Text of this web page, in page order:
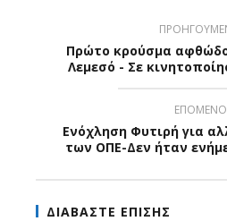
Πρώτο κρούσμα
Λεμεσό - Σε
ΕΠΟΜΕΝΟ
Ενόχληση Φυτιρή για
των ΟΠΕ-Δεν ήταν
ΔΙΑΒΑΣΤΕ ΕΠΙΣΗΣ